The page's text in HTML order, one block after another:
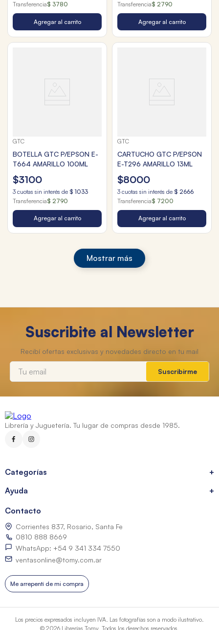
Transferencia$ 3780
Agregar al carrito
Transferencia$ 2790
Agregar al carrito
GTC
BOTELLA GTC P/EPSON E-
T664 AMARILLO 100ML
$3100
3 cuotas sin interés de $ 1033
Transferencia$ 2790
Agregar al carrito
GTC
CARTUCHO GTC P/EPSON
E-T296 AMARILLO 13ML
$8000
3 cuotas sin interés de $ 2666
Transferencia$ 7200
Agregar al carrito
Mostrar más
Suscribite al Newsletter
Suscribirme
Librería y Juguetería. Tu lugar de compras desde 1985.
Categorías
+
Ayuda
+
Contacto
Corrientes 837, Rosario, Santa Fe
0810 888 8669
WhatsApp: +54 9 341 334 7550
ventasonline@tomy.com.ar
Me arrepentí de mi compra
Los precios expresados incluyen IVA. Las fotografías son a modo ilustrativo.
© 2026 Librerías Tomy. Todos los derechos reservados.